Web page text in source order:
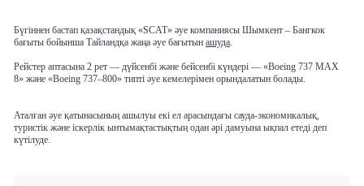
Бүгіннен бастап қазақстандық «SCAT» әуе компаниясы Шымкент – Бангкок
бағыты бойынша Тайландқа жаңа әуе бағытын ашуда.
Рейстер аптасына 2 рет — дүйсенбі және бейсенбі күндері — «Boeing 737 MAX
8» және «Boeing 737–800» типті әуе кемелерімен орындалатын болады.
Аталған әуе қатынасының ашылуы екі ел арасындағы сауда-экономикалық,
туристік және іскерлік ынтымақтастықтың одан әрі дамуына ықпал етеді деп
күтілуде.